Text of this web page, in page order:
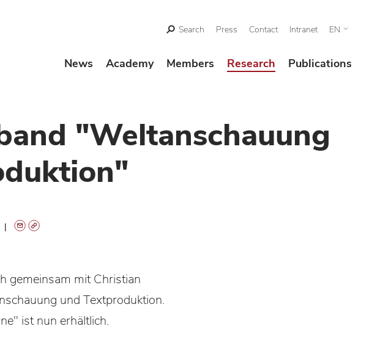
Search Press Contact Intranet EN
News Academy Members Research Publications
"Weltanschauung
gemeinsam mit Christian
und Textproduktion.
ist nun erhältlich.